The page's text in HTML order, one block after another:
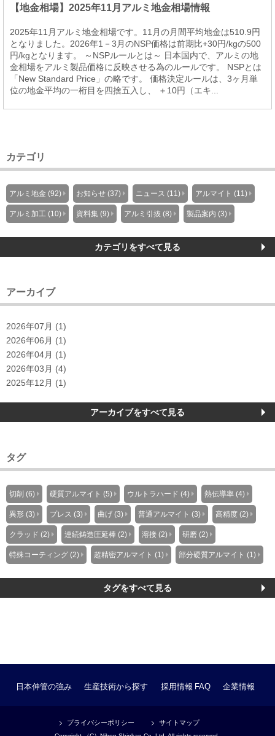
【地金相場】2025年11月アルミ地金相場情報
2025年11月アルミ地金相場です。11月の月間平均地金は510.9円
となりました。2026年1－3月のNSP価格は前期比+30円/kgの500
円/kgとなります。 ～NSPルールとは～ 日本国内で、アルミの地
金相場をアルミ製品価格に反映させる為のルールです。 NSPとは
「New Standard Price」の略です。 価格決定ルールは、3ヶ月単
位の地金平均の一桁目を四捨五入し、 ＋10円（エキ...
カテゴリ
アルミ地金 (92) お知らせ (37) ニュース (11) アルマイト (11)
アルミ加工 (10) 資料集 (9) アルミ引抜 (8) 製品案内 (3)
カテゴリをすべて見る
アーカイブ
2026年07月 (1)
2026年06月 (1)
2026年04月 (1)
2026年03月 (4)
2025年12月 (1)
アーカイブをすべて見る
タグ
切削 (6) 硬質アルマイト (5) ウルトラハード (4) 熱伝導率 (4)
異形 (3) プレス (3) 曲げ (3) 普通アルマイト (3) 高精度 (2)
クラッド (2) 連続鋳造圧延棒 (2) 溶接 (2) 研磨 (2)
特殊コーティング (2) 超精密アルマイト (1) 部分硬質アルマイト (1)
タグをすべて見る
日本伸管の強み 生産技術から探す 採用情報 FAQ 企業情報
プライバシーポリシー サイトマップ